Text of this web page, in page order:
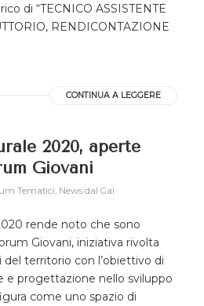
di “TECNICO ASSISTENTE
RENDICONTAZIONE
CONTINUA A LEGGERE
2020, aperte
Giovani
Tematici, News dal Gal
rende noto che sono
Giovani, iniziativa rivolta
territorio con l’obiettivo di
e progettazione nello sviluppo
come uno spazio di